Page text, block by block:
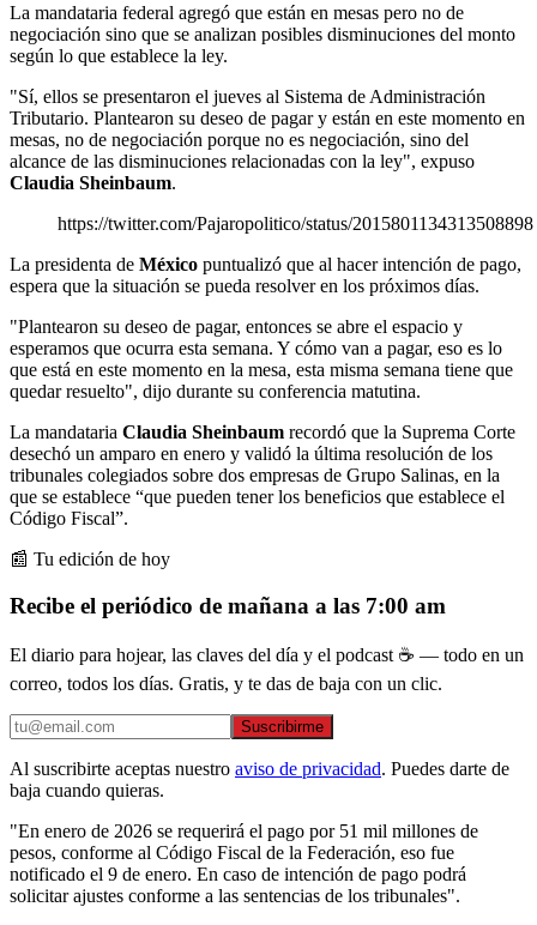
La mandataria federal agregó que están en mesas pero no de
negociación sino que se analizan posibles disminuciones del monto
según lo que establece la ley.
"Sí, ellos se presentaron el jueves al Sistema de Administración
Tributario. Plantearon su deseo de pagar y están en este momento en
mesas, no de negociación porque no es negociación, sino del
alcance de las disminuciones relacionadas con la ley", expuso
Claudia Sheinbaum.
https://twitter.com/Pajaropolitico/status/2015801134313508898
La presidenta de México puntualizó que al hacer intención de pago,
espera que la situación se pueda resolver en los próximos días.
"Plantearon su deseo de pagar, entonces se abre el espacio y
esperamos que ocurra esta semana. Y cómo van a pagar, eso es lo
que está en este momento en la mesa, esta misma semana tiene que
quedar resuelto", dijo durante su conferencia matutina.
La mandataria Claudia Sheinbaum recordó que la Suprema Corte
desechó un amparo en enero y validó la última resolución de los
tribunales colegiados sobre dos empresas de Grupo Salinas, en la
que se establece “que pueden tener los beneficios que establece el
Código Fiscal”.
📰 Tu edición de hoy
Recibe el periódico de mañana a las 7:00 am
El diario para hojear, las claves del día y el podcast ☕ — todo en un
correo, todos los días. Gratis, y te das de baja con un clic.
Suscribirme
Al suscribirte aceptas nuestro aviso de privacidad. Puedes darte de
baja cuando quieras.
"En enero de 2026 se requerirá el pago por 51 mil millones de
pesos, conforme al Código Fiscal de la Federación, eso fue
notificado el 9 de enero. En caso de intención de pago podrá
solicitar ajustes conforme a las sentencias de los tribunales".